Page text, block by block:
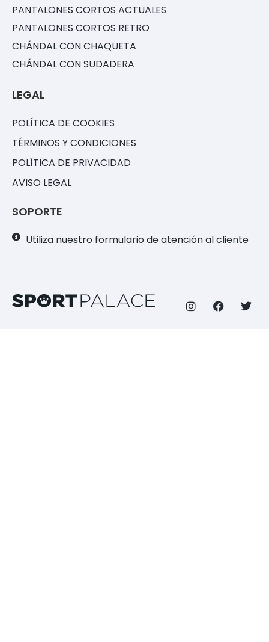
PANTALONES CORTOS ACTUALES
PANTALONES CORTOS RETRO
CHÁNDAL CON CHAQUETA
CHÁNDAL CON SUDADERA
LEGAL
POLÍTICA DE COOKIES
TÉRMINOS Y CONDICIONES
POLÍTICA DE PRIVACIDAD
AVISO LEGAL
SOPORTE
Utiliza nuestro formulario de atención al cliente